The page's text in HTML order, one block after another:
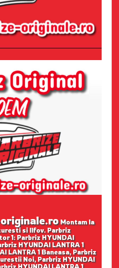
Montam la
si Ilfov. Parbriz
1: Parbriz HYUNDAI
HYUNDAI LANTRA 1
LANTRA 1 Baneasa, Parbriz
Noi, Parbriz HYUNDAI